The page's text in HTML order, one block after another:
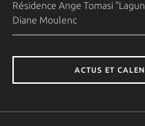
Résidence Ange Tomasi
Diane Moulenc
ACTUS ET